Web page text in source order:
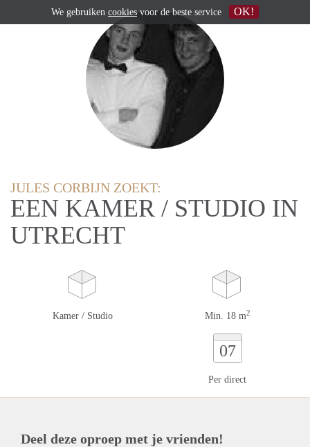
JULES CORBIJN ZOEKT:
EEN KAMER / STUDIO IN
UTRECHT
Kamer / Studio Min. 18 m2
07
Per direct
Deel deze oproep met je vrienden!
We gebruiken cookies voor de beste service OK!